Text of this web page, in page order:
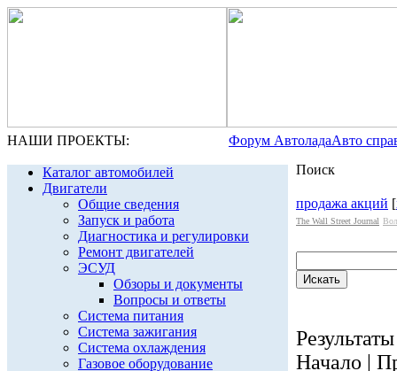
НАШИ ПРОЕКТЫ: Форум АвтоладаАвто
Каталог автомобилей
Двигатели
Общие сведения
Запуск и работа
Диагностика и регулировки
Ремонт двигателей
ЭСУД
Обзоры и документы
Вопросы и ответы
Система питания
Система зажигания
Система охлаждения
Газовое оборудование
Поиск
продажа акций [
The Wall Street Journal
Начало |